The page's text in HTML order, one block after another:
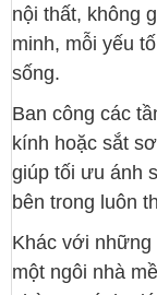
nội thất, không
minh, mỗi yếu
sống.
Ban công các
kính hoặc sắt
giúp tối ưu ánh
bên trong luôn
Khác với những
một ngôi nhà